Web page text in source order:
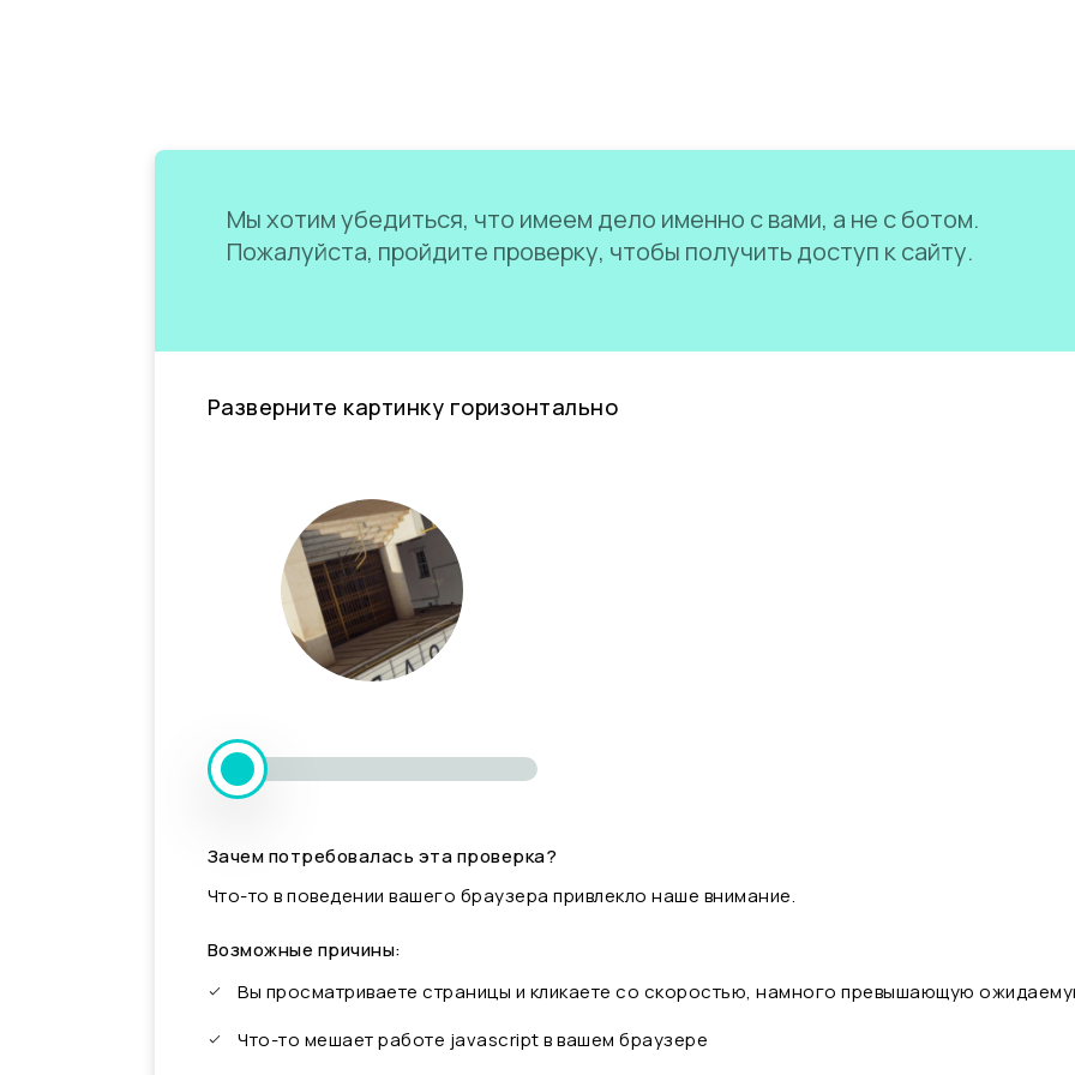
Мы хотим убедиться, что имеем дело именно с вами, а не с ботом.
Пожалуйста, пройдите проверку, чтобы получить доступ к сайту.
Разверните картинку горизонтально
Зачем потребовалась эта проверка?
Что-то в поведении вашего браузера привлекло наше внимание.
Возможные причины:
Вы просматриваете страницы и кликаете со скоростью, намного превышающую
Что-то мешает работе javascript в вашем браузере